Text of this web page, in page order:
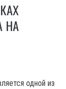
НА
одной из